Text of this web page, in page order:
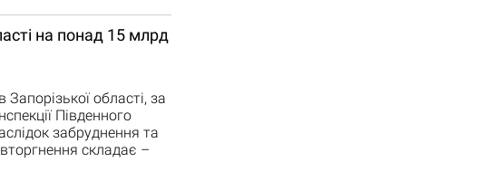
на понад 15 млрд
Запорізької області, за
Південного
забруднення та
складає –